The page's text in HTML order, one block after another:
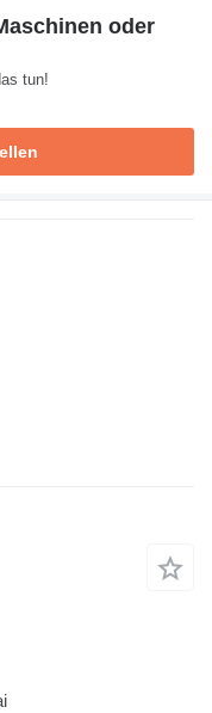
oder
tun!